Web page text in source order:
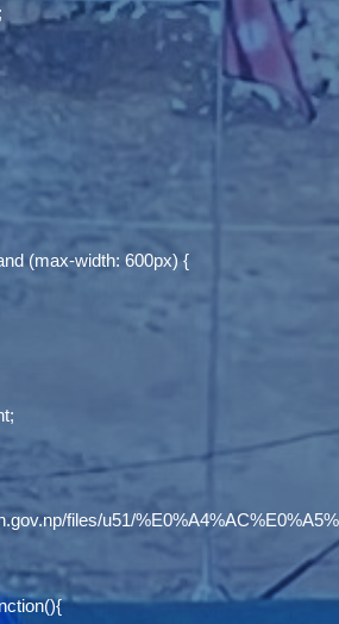
(max-width: 600px) {
files/u51/